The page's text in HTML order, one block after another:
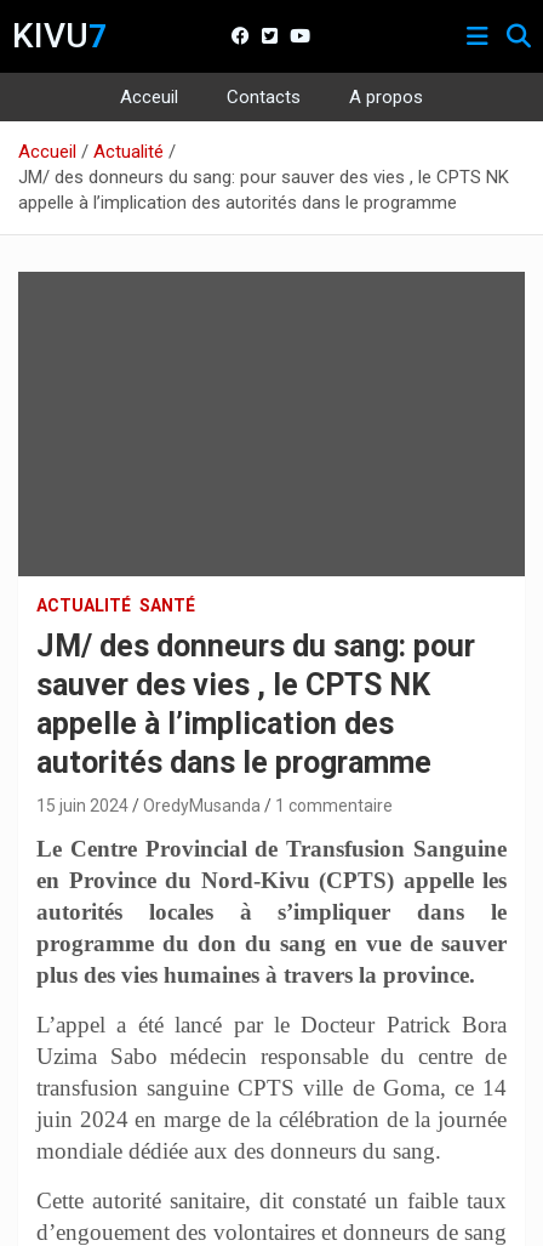
KIVU7
Acceuil Contacts
A propos
contenu
Accueil
Actualité
JM/ des donneurs du sang: pour sauver des vies , le CPTS NK
appelle à l’implication des autorités dans le programme
ACTUALITÉ SANTÉ
JM/ des donneurs du sang: pour
sauver des vies , le CPTS NK
appelle à l’implication des
autorités dans le programme
15 juin 2024 OredyMusanda 1 commentaire
Le Centre Provincial de Transfusion Sanguine
en Province du Nord-Kivu (CPTS) appelle les
autorités locales à s’impliquer dans le
programme du don du sang en vue de sauver
plus des vies humaines à travers la province.
L’appel a été lancé par le Docteur Patrick Bora
Uzima Sabo médecin responsable du centre de
transfusion sanguine CPTS ville de Goma, ce 14
juin 2024 en marge de la célébration de la journée
mondiale dédiée aux des donneurs du sang.
Cette autorité sanitaire, dit constaté un faible taux
d’engouement des volontaires et donneurs de sang